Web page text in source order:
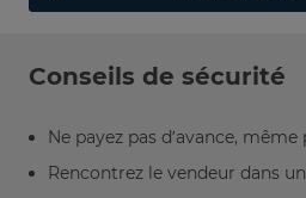
Conseils de sécurité
Ne payez pas d’avance,
Rencontrez le vendeur dans